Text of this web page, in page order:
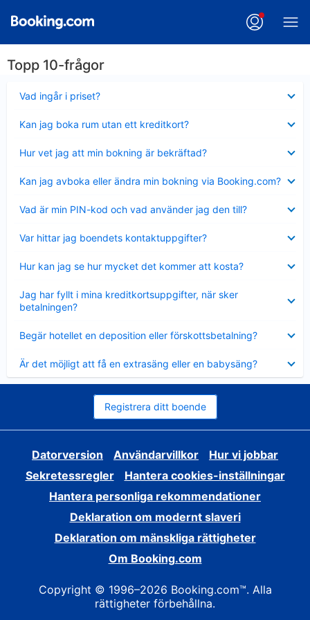
Topp 10-frågor
Vad ingår i priset?
mindre
Kan jag boka rum utan ett kreditkort?
mindre
Hur vet jag att min bokning är bekräftad?
mindre
Kan jag avboka eller ändra min bokning via Booking.com?
mindre
Vad är min PIN-kod och vad använder jag den till?
mindre
Var hittar jag boendets kontaktuppgifter?
mindre
Hur kan jag se hur mycket det kommer att kosta?
mindre
Jag har fyllt i mina kreditkortsuppgifter, när sker
betalningen?
mindre
Begär hotellet en deposition eller förskottsbetalning?
mindre
Är det möjligt att få en extrasäng eller en babysäng?
mindre
Registrera ditt boende
Datorversion Användarvillkor
Hur vi jobbar
Sekretessregler
Hantera cookies-inställningar
Hantera personliga rekommendationer
Deklaration om modernt slaveri
Deklaration om mänskliga rättigheter
Om Booking.com
Copyright © 1996–2026 Booking.com™. Alla
rättigheter förbehållna.